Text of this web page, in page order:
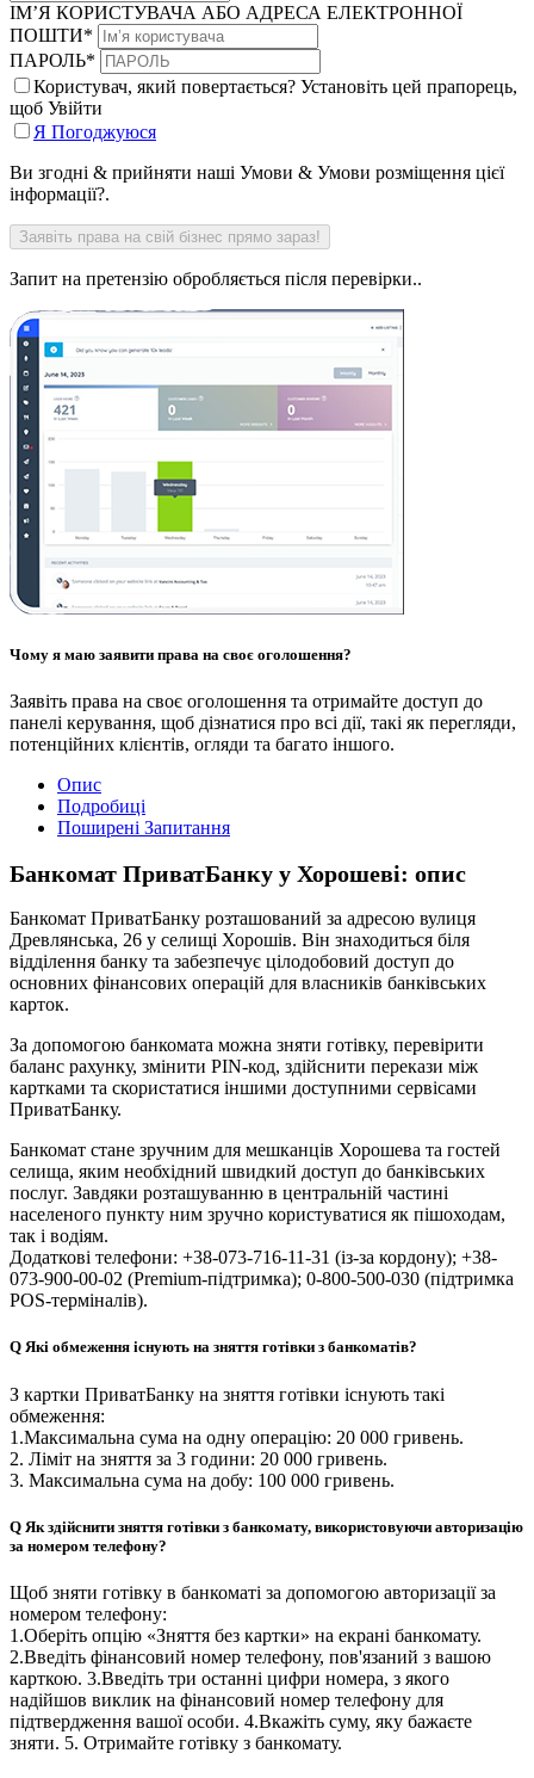
ІМ’Я КОРИСТУВАЧА АБО АДРЕСА ЕЛЕКТРОННОЇ
ПОШТИ*
ПАРОЛЬ*
Користувач, який повертається? Установіть цей прапорець,
щоб Увійти
Я Погоджуюся
Ви згодні & прийняти наші Умови & Умови розміщення цієї
інформації?.
Запит на претензію обробляється після перевірки..
Чому я маю заявити права на своє оголошення?
Заявіть права на своє оголошення та отримайте доступ до
панелі керування, щоб дізнатися про всі дії, такі як перегляди,
потенційних клієнтів, огляди та багато іншого.
Опис
Подробиці
Поширені Запитання
Банкомат ПриватБанку у Хорошеві: опис
Банкомат ПриватБанку розташований за адресою вулиця
Древлянська, 26 у селищі Хорошів. Він знаходиться біля
відділення банку та забезпечує цілодобовий доступ до
основних фінансових операцій для власників банківських
карток.
За допомогою банкомата можна зняти готівку, перевірити
баланс рахунку, змінити PIN-код, здійснити перекази між
картками та скористатися іншими доступними сервісами
ПриватБанку.
Банкомат стане зручним для мешканців Хорошева та гостей
селища, яким необхідний швидкий доступ до банківських
послуг. Завдяки розташуванню в центральній частині
населеного пункту ним зручно користуватися як пішоходам,
так і водіям.
Додаткові телефони: +38-073-716-11-31 (із-за кордону); +38-
073-900-00-02 (Premium-підтримка); 0-800-500-030 (підтримка
POS-терміналів).
Q Які обмеження існують на зняття готівки з банкоматів?
З картки ПриватБанку на зняття готівки існують такі
обмеження:
1.Максимальна сума на одну операцію: 20 000 гривень.
2. Ліміт на зняття за 3 години: 20 000 гривень.
3. Максимальна сума на добу: 100 000 гривень.
Q Як здійснити зняття готівки з банкомату, використовуючи авторизацію
за номером телефону?
Щоб зняти готівку в банкоматі за допомогою авторизації за
номером телефону:
1.Оберіть опцію «Зняття без картки» на екрані банкомату.
2.Введіть фінансовий номер телефону, пов'язаний з вашою
карткою. 3.Введіть три останні цифри номера, з якого
надійшов виклик на фінансовий номер телефону для
підтвердження вашої особи. 4.Вкажіть суму, яку бажаєте
зняти. 5. Отримайте готівку з банкомату.